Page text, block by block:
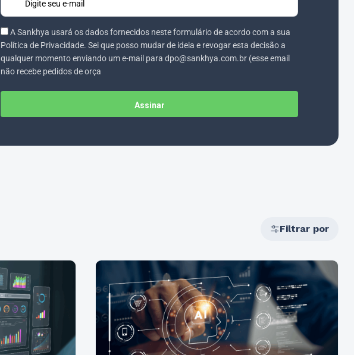
A Sankhya usará os dados fornecidos neste formulário de acordo com a sua
Política de Privacidade. Sei que posso mudar de ideia e revogar esta decisão a
qualquer momento enviando um e-mail para dpo@sankhya.com.br (esse email
não recebe pedidos de orça
Assinar
Filtrar por